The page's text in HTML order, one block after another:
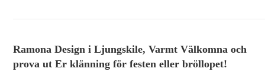
Ramona Design i Ljungskile, Varmt Välkomna och
prova ut Er klänning för festen eller bröllopet!